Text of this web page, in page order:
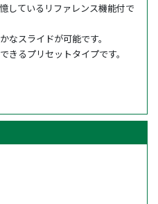
しているリファレンス機能付で
スライドが可能です。
るプリセットタイプです。